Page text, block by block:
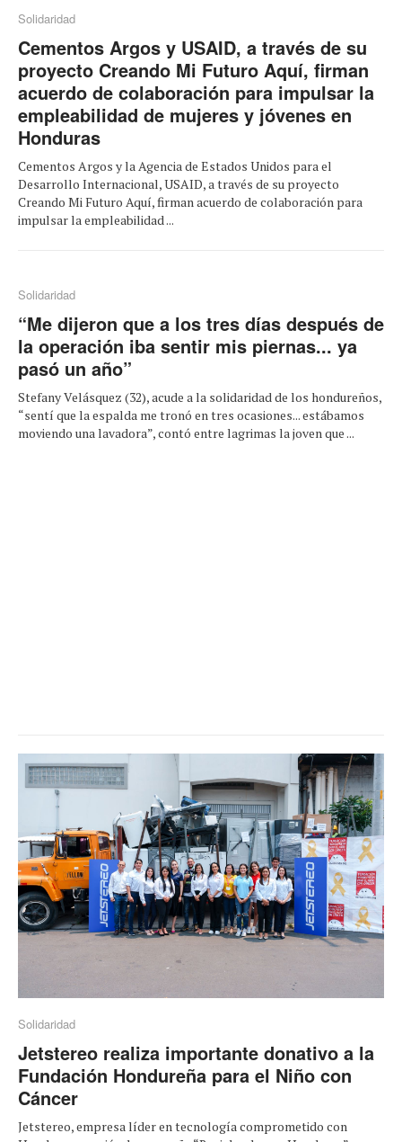
Solidaridad
Cementos Argos y USAID, a través de su
proyecto Creando Mi Futuro Aquí, firman
acuerdo de colaboración para impulsar la
empleabilidad de mujeres y jóvenes en
Honduras
Cementos Argos y la Agencia de Estados Unidos para el
Desarrollo Internacional, USAID, a través de su proyecto
Creando Mi Futuro Aquí, firman acuerdo de colaboración para
impulsar la empleabilidad ...
Solidaridad
“Me dijeron que a los tres días después de
la operación iba sentir mis piernas... ya
pasó un año”
Stefany Velásquez (32), acude a la solidaridad de los hondureños,
“sentí que la espalda me tronó en tres ocasiones... estábamos
moviendo una lavadora”, contó entre lagrimas la joven que ...
Solidaridad
Jetstereo realiza importante donativo a la
Fundación Hondureña para el Niño con
Cáncer
Jetstereo, empresa líder en tecnología comprometido con